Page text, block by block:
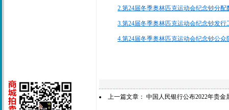
2.第24届冬季奥林匹克运动会纪念钞分配
3.第24届冬季奥林匹克运动会纪念钞发行
4.第24届冬季奥林匹克运动会纪念钞公众
上一篇文章： 中国人民银行公布2022年贵金